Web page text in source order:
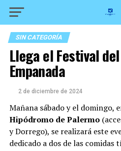
SIN CATEGORÍA
Llega el Festival
Empanada
2 de diciembre de 2024
Mañana sábado y el domingo,
Hipódromo de Palermo
y Dorrego), se realizará este
dedicado a dos de las